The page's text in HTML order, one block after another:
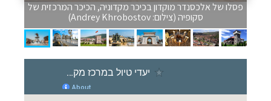
פסלו של אלכסנדר מוקדון בכיכר מקדוניה, הכיכר המרכזית של
סקופיה (צילום: Andrey Khrobostov)